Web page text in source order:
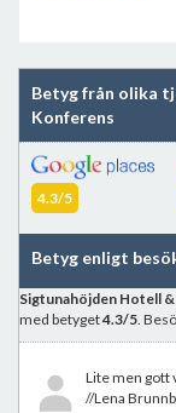
Betyg från olika
Konferens
4.3/5
Betyg enligt
Sigtunahöjden Hotell
med betyget4.3/5.
Lite men gott
//Lena